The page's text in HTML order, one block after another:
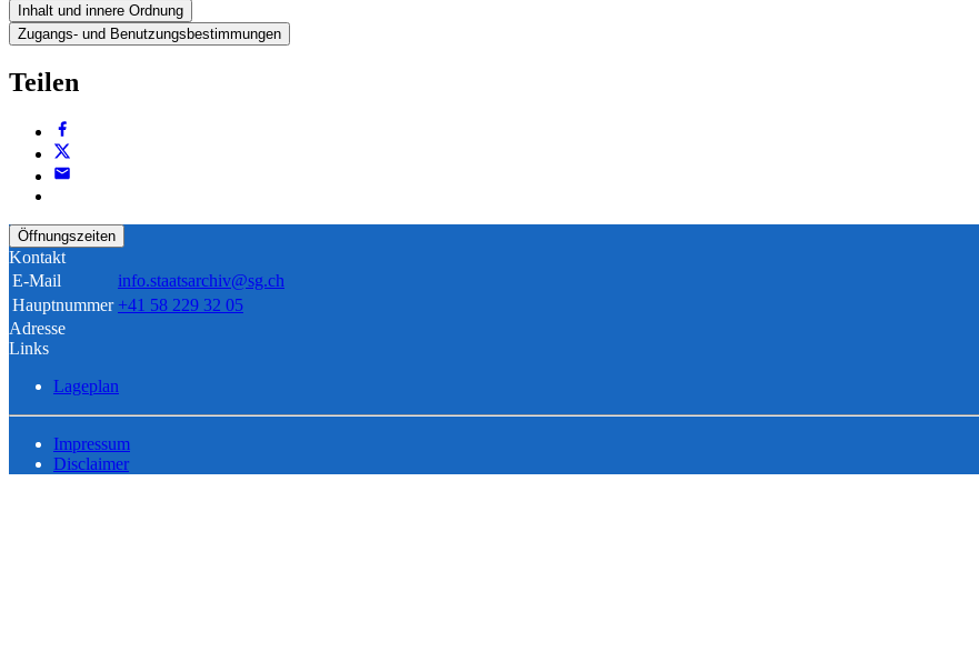
Inhalt und innere Ordnung
Zugangs- und Benutzungsbestimmungen
Teilen
Öffnungszeiten
Kontakt
E-Mail
info.staatsarchiv@sg.ch
Hauptnummer +41 58 229 32 05
Adresse
Links
Lageplan
Impressum
Disclaimer